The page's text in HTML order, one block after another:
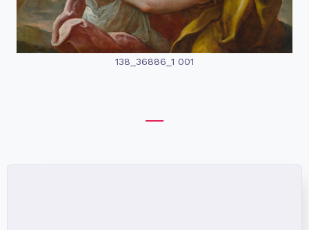
138_36886_1 001